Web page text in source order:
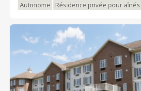
Autonome Résidence privée pour aînés